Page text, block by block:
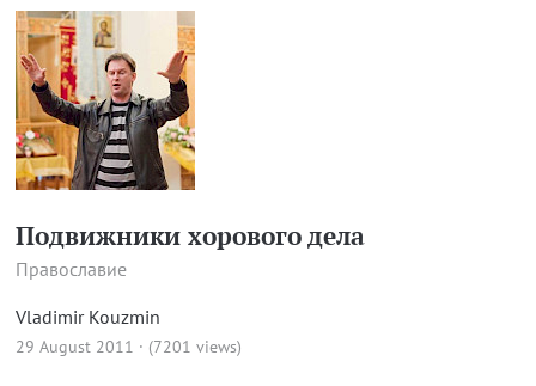
Подвижники хорового дела
Православие
Vladimir Kouzmin
29 August 2011 · (7201 views)